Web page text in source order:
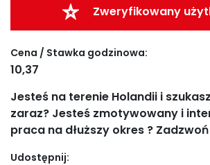
Zweryfikowany
Cena / Stawka godzinowa:
10,37
Jesteś na terenie Holandii i
zaraz? Jesteś zmotywowany i
praca na dłuższy okres ?
Udostępnij: